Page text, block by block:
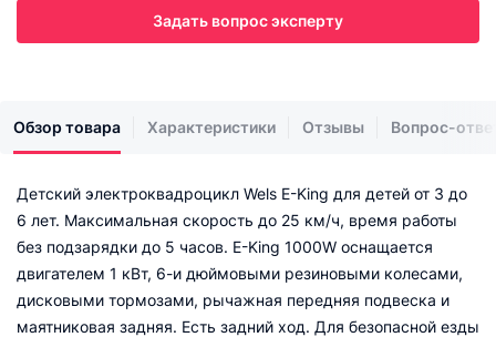
Задать вопрос эксперту
Обзор товара Характеристики Отзывы Вопрос-
Детский электроквадроцикл Wels E-King для детей от 3 до
6 лет. Максимальная скорость до 25 км/ч, время работы
без подзарядки до 5 часов. E-King 1000W оснащается
двигателем 1 кВт, 6-и дюймовыми резиновыми колесами,
дисковыми тормозами, рычажная передняя подвеска и
маятниковая задняя. Есть задний ход. Для безопасной езды